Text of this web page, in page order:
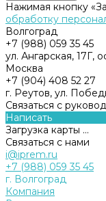
Нажимая кнопку
обработку
Волгоград
+7 (988) 059 35 45
ул. Ангарская, 17Г,
Москва
+7 (904) 408 52 27
г. Реутов, ул.
Связаться с
Написать
Загрузка карты ...
Связаться с нами
i@iprem.ru
+7 (988) 059 35 45
г. Волгоград
Компания